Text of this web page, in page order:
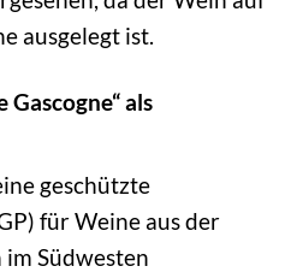
ausgelegt ist.
Gascogne“ als
geschützte
für Weine aus der
im Südwesten